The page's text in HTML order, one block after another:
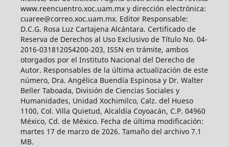
www.reencuentro.xoc.uam.mx y dirección electrónica:
cuaree@correo.xoc.uam.mx. Editor Responsable:
D.C.G. Rosa Luz Cartajena Alcántara. Certificado de
Reserva de Derechos al Uso Exclusivo de Título No. 04-
2016-031812054200-203, ISSN en trámite, ambos
otorgados por el Instituto Nacional del Derecho de
Autor. Responsables de la última actualización de este
número, Dra. Angélica Buendía Espinosa y Dr. Walter
Beller Taboada, División de Ciencias Sociales y
Humanidades, Unidad Xochimilco, Calz. del Hueso
1100, Col. Villa Quietud, Alcaldía Coyoacán, C.P. 04960
México, Cd. de México. Fecha de última modificación:
martes 17 de marzo de 2026. Tamaño del archivo 7.1
MB.